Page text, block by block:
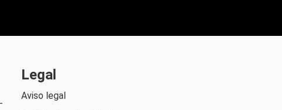
Legal
Aviso legal